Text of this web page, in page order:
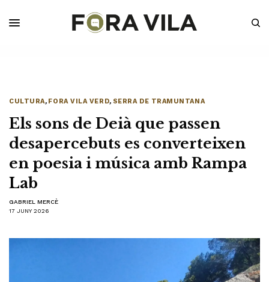
CULTURA, FORA VILA VERD, SERRA DE TRAMUNTANA
Els sons de Deià que passen
desapercebuts es converteixen
en poesia i música amb Rampa
Lab
GABRIEL MERCÈ
17 JUNY 2026